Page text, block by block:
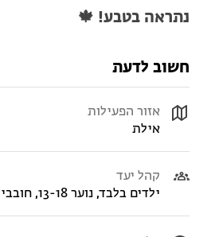
נתראה בטבע! 🍁
חשוב לדעת
אזור הפעילות
אילת
קהל יעד
ילדים בלבד, נוער 13-18, חובבי לכת